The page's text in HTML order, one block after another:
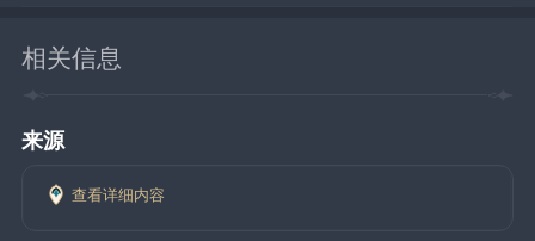
相关信息
来源
查看详细内容